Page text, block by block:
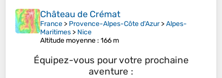
Château de Crémat
France > Provence-Alpes-Côte d'Azur>Alpes-
Maritimes > Nice
Altitude moyenne : 166 m
Équipez-vous pour votre prochaine
aventure :